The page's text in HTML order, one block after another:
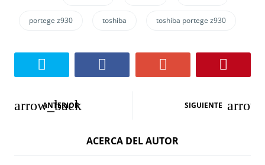
portege z930 toshiba toshiba portege z930
N
ANTERIOR SIGUIENTE
ACERCA DEL AUTOR